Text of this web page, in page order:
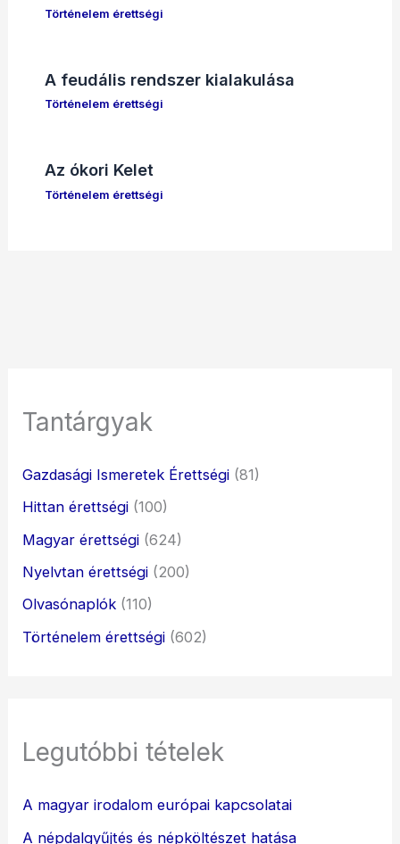
Történelem érettségi
A feudális rendszer kialakulása
Történelem érettségi
Az ókori Kelet
Történelem érettségi
Tantárgyak
Gazdasági Ismeretek Érettségi (81)
Hittan érettségi (100)
Magyar érettségi (624)
Nyelvtan érettségi (200)
Olvasónaplók (110)
Történelem érettségi (602)
Legutóbbi tételek
A magyar irodalom európai kapcsolatai
A népdalgyűjtés és népköltészet hatása